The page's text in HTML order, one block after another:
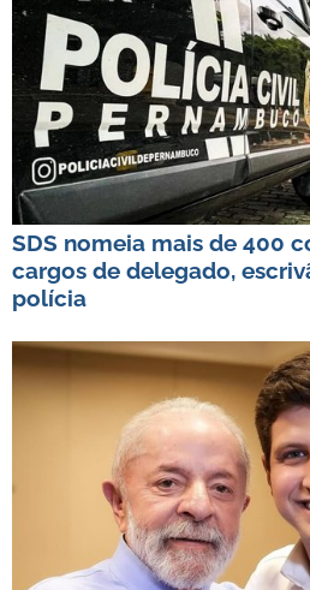
SDS nomeia mais de 400
cargos de delegado,
polícia